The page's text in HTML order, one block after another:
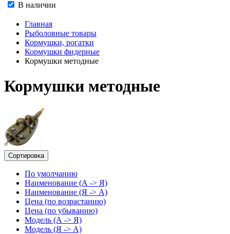
В наличии
Главная
Рыболовные товары
Кормушки, рогатки
Кормушки фидерные
Кормушки методные
Кормушки методные
Сортировка
По умолчанию
Наименование (А -> Я)
Наименование (Я -> А)
Цена (по возрастанию)
Цена (по убыванию)
Модель (А -> Я)
Модель (Я -> А)